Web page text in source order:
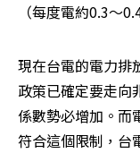
（每度電約0.3～
現在台電的電力排
政策已確定要走向
係數勢必增加。而
符合這個限制，台